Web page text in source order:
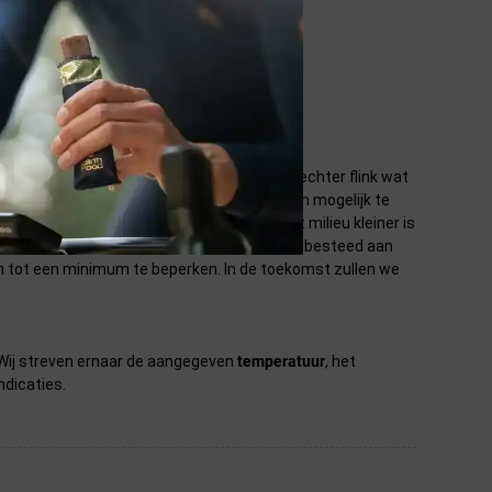
genieten van onze mooie aarde. Daar is echter flink wat
om jou zonder extra moeite zo duurzaam mogelijk te
aantal criteria waarbij de impact op het milieu kleiner is
natuurlijke materialen en is er aandacht besteed aan
tot een minimum te beperken. In de toekomst zullen we
streven ernaar de aangegeven temperatuur, het